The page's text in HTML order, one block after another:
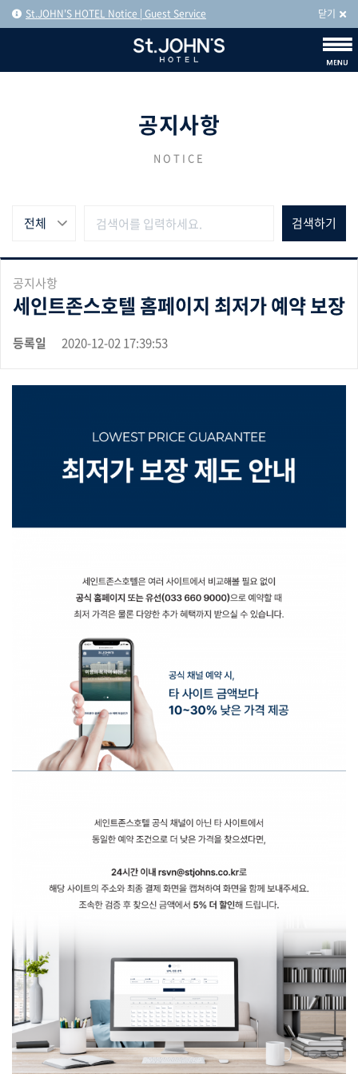
St.JOHN'S HOTEL Notice | Guest Service 닫기
공지사항
NOTICE
전체
공지사항
세인트존스호텔 홈페이지 최저가 예약 보장
등록일 2020-12-02 17:39:53